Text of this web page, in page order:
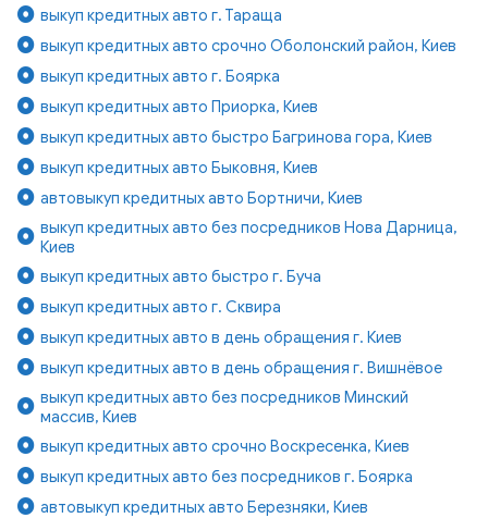
выкуп кредитных авто г. Тараща
выкуп кредитных авто срочно Оболонский район, Киев
выкуп кредитных авто г. Боярка
выкуп кредитных авто Приорка, Киев
выкуп кредитных авто быстро Багринова гора, Киев
выкуп кредитных авто Быковня, Киев
автовыкуп кредитных авто Бортничи, Киев
выкуп кредитных авто без посредников Нова Дарница,
Киев
выкуп кредитных авто быстро г. Буча
выкуп кредитных авто г. Сквира
выкуп кредитных авто в день обращения г. Киев
выкуп кредитных авто в день обращения г. Вишнёвое
выкуп кредитных авто без посредников Минский
массив, Киев
выкуп кредитных авто срочно Воскресенка, Киев
выкуп кредитных авто без посредников г. Боярка
автовыкуп кредитных авто Березняки, Киев